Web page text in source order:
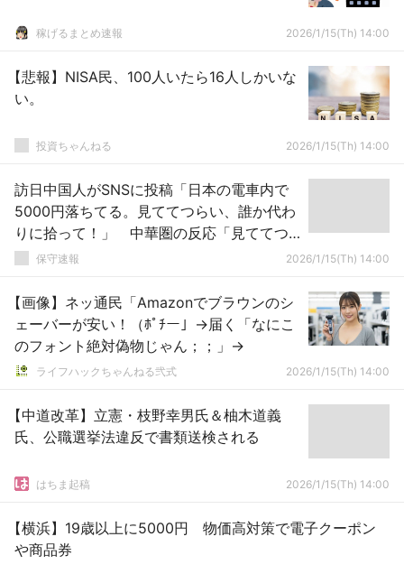
稼げるまとめ速報 2026/1/15(Th) 14:00
【悲報】NISA民、100人いたら16人しかいな
い。
投資ちゃんねる 2026/1/15(Th) 14:00
訪日中国人がSNSに投稿「日本の電車内で
5000円落ちてる。見ててつらい、誰か代わ
りに拾って！」 中華圏の反応「見ててつ
らいなら普通に拾って交番持ってけよ」
保守速報 2026/1/15(Th) 14:00
【画像】ネッ通民「Amazonでブラウンのシ
ェーバーが安い！（ﾎﾟﾁー」→届く「なにこ
のフォント絶対偽物じゃん；；」→
ライフハックちゃんねる弐式 2026/1/15(Th) 14:00
【中道改革】立憲・枝野幸男氏＆柚木道義
氏、公職選挙法違反で書類送検される
はちま起稿 2026/1/15(Th) 14:00
【横浜】19歳以上に5000円 物価高対策で電子クーポン
や商品券